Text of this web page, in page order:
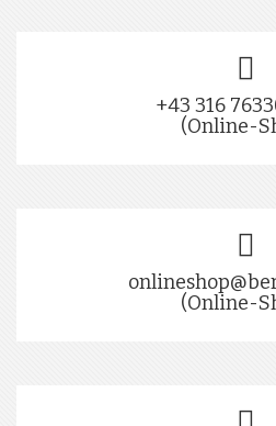
+43 316
(Online-
(Online-